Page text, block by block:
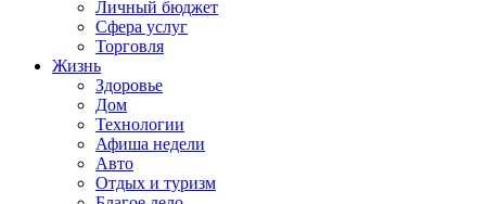
Личный бюджет
Сфера услуг
Торговля
Жизнь
Здоровье
Дом
Технологии
Афиша недели
Авто
Отдых и туризм